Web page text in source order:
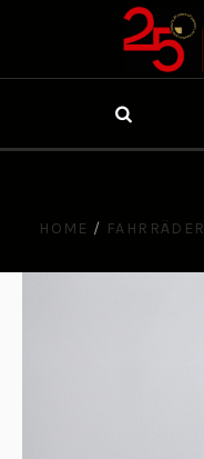
HOME / FAHRRÄDER